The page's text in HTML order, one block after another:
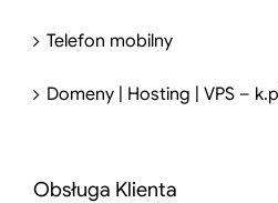
Telefon mobilny
Domeny | Hosting | VPS –
Obsługa Klienta